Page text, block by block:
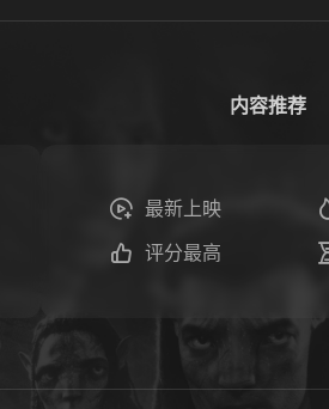
内容推荐
最新上映
评分最高